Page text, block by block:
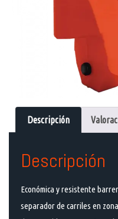
Descripción
Descripción
Económica y resistente
separador de carriles en